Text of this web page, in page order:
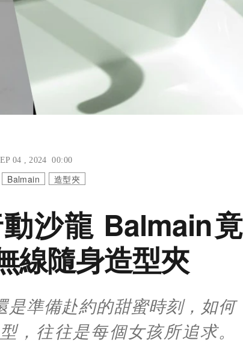
04 , 2024 00:00
Balmain 造型夾
沙龍 Balmain竟
線隨身造型夾
是準備赴約的甜蜜時刻，如何
，往往是每個女孩所追求。